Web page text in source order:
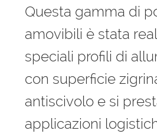
Questa gamma di
amovibili è stata
speciali profili di
con superficie
antiscivolo e si
applicazioni